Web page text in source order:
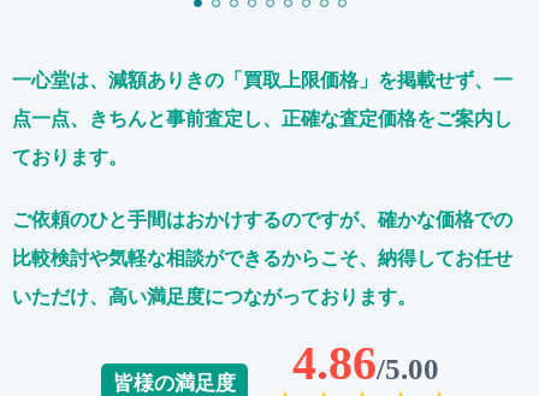
一心堂は、減額ありきの「買取上限価格」を掲載せず、 一
点一点、きちんと事前査定し、正確な査定価格をご案内し
ております。
ご依頼のひと手間はおかけするのですが、 確かな価格での
比較検討や気軽な相談ができるからこそ、 納得してお任せ
いただけ、高い満足度につながっております。
皆様の満足度 4.86/5.00